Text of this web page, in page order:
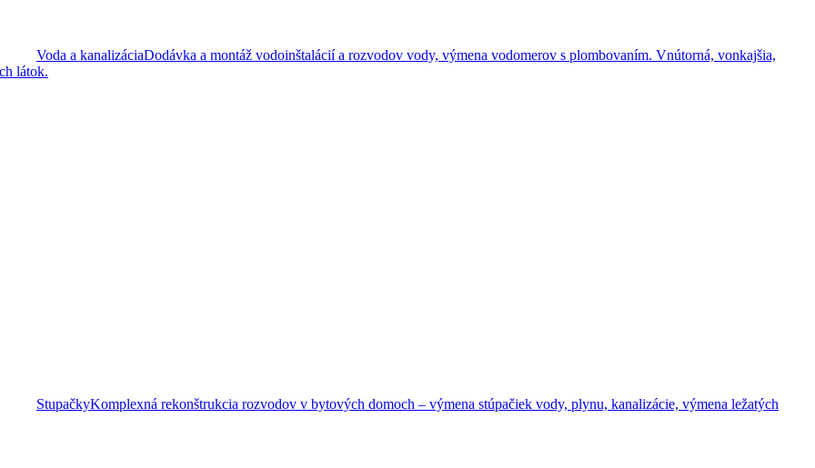
Voda a kanalizáciaDodávka a montáž vodoinštalácií a rozvodov vody, výmena vodomerov s plombovaním. Vnútorná, vonkajšia,
látok.
StupačkyKomplexná rekonštrukcia rozvodov v bytových domoch – výmena stúpačiek vody, plynu, kanalizácie, výmena ležatých